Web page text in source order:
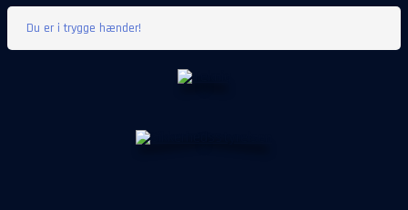
Du er i trygge hænder!